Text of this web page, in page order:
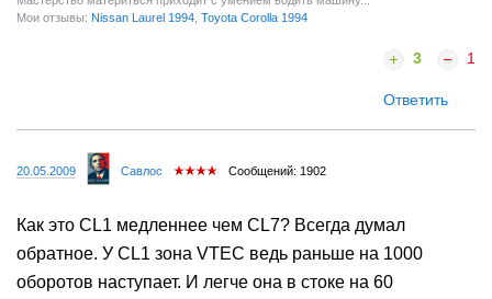
Мои отзывы: Nissan Laurel 1994 Toyota Corolla 1994
3 1
Ответить
20.05.2009 Савлос Сообщений: 1902
Как это CL1 медленнее чем CL7? Всегда думал
обратное. У CL1 зона VTEC ведь раньше на 1000
оборотов наступает. И легче она в стоке на 60